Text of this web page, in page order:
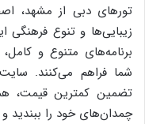
تورهای دبی از مشهد،
زیبایی‌ها و تنوع فرهنگی
برنامه‌های متنوع و
شما فراهم می‌کنند.
تضمین کمترین قیمت،
چمدان‌های خود را ببندید